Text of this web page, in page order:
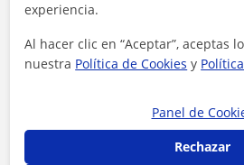
Al hacer clic, aceptas nuestro aviso legal
Contactar
experiencia.
Al hacer clic en “Aceptar”, aceptas
nuestra Política de Cookies y
Panel de
Rechazar